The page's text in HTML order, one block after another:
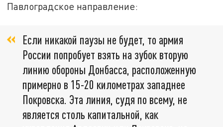
Павлоградское направление:
Если никакой паузы не будет, то армия
России попробует взять на зубок вторую
линию обороны Донбасса, расположенную
примерно в 15-20 километрах западнее
Покровска. Эта линия, судя по всему, не
является столь капитальной, как